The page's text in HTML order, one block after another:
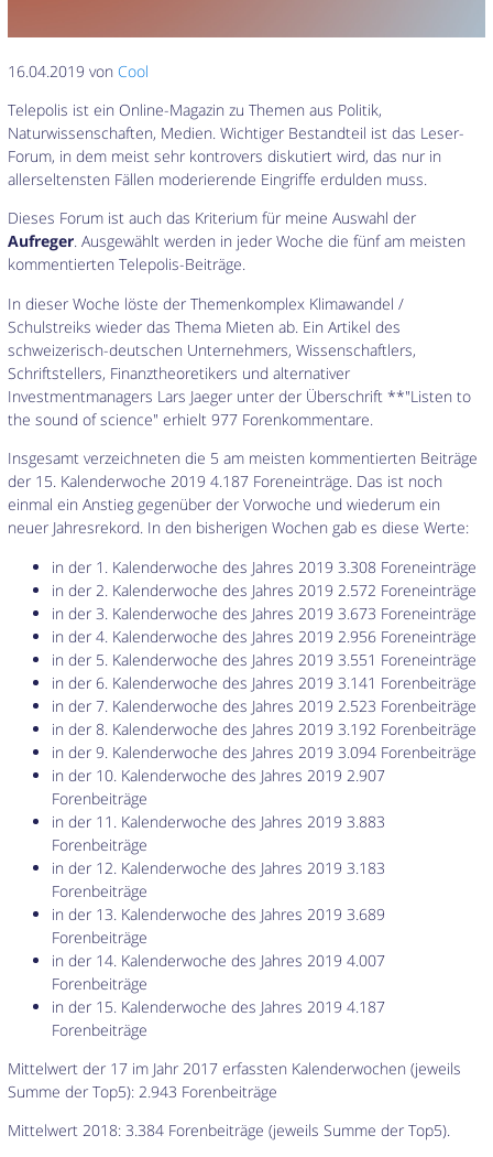
16.04.2019 vonCool
Telepolis ist ein Online-Magazin zu Themen aus Politik,
Naturwissenschaften, Medien. Wichtiger Bestandteil ist das Leser-
Forum, in dem meist sehr kontrovers diskutiert wird, das nur in
allerseltensten Fällen moderierende Eingriffe erdulden muss.
Dieses Forum ist auch das Kriterium für meine Auswahl der
Aufreger. Ausgewählt werden in jeder Woche die fünf am meisten
kommentierten Telepolis-Beiträge.
In dieser Woche löste der Themenkomplex Klimawandel /
Schulstreiks wieder das Thema Mieten ab. Ein Artikel des
schweizerisch-deutschen Unternehmers, Wissenschaftlers,
Schriftstellers, Finanztheoretikers und alternativer
Investmentmanagers Lars Jaeger unter der Überschrift **"Listen to
the sound of science" erhielt 977 Forenkommentare.
Insgesamt verzeichneten die 5 am meisten kommentierten Beiträge
der 15. Kalenderwoche 2019 4.187 Foreneinträge. Das ist noch
einmal ein Anstieg gegenüber der Vorwoche und wiederum ein
neuer Jahresrekord. In den bisherigen Wochen gab es diese Werte:
in der 1. Kalenderwoche des Jahres 2019 3.308 Foreneinträge
in der 2. Kalenderwoche des Jahres 2019 2.572 Foreneinträge
in der 3. Kalenderwoche des Jahres 2019 3.673 Foreneinträge
in der 4. Kalenderwoche des Jahres 2019 2.956 Foreneinträge
in der 5. Kalenderwoche des Jahres 2019 3.551 Foreneinträge
in der 6. Kalenderwoche des Jahres 2019 3.141 Forenbeiträge
in der 7. Kalenderwoche des Jahres 2019 2.523 Forenbeiträge
in der 8. Kalenderwoche des Jahres 2019 3.192 Forenbeiträge
in der 9. Kalenderwoche des Jahres 2019 3.094 Forenbeiträge
in der 10. Kalenderwoche des Jahres 2019 2.907
Forenbeiträge
in der 11. Kalenderwoche des Jahres 2019 3.883
Forenbeiträge
in der 12. Kalenderwoche des Jahres 2019 3.183
Forenbeiträge
in der 13. Kalenderwoche des Jahres 2019 3.689
Forenbeiträge
in der 14. Kalenderwoche des Jahres 2019 4.007
Forenbeiträge
in der 15. Kalenderwoche des Jahres 2019 4.187
Forenbeiträge
Mittelwert der 17 im Jahr 2017 erfassten Kalenderwochen (jeweils
Summe der Top5): 2.943 Forenbeiträge
Mittelwert 2018: 3.384 Forenbeiträge (jeweils Summe der Top5).